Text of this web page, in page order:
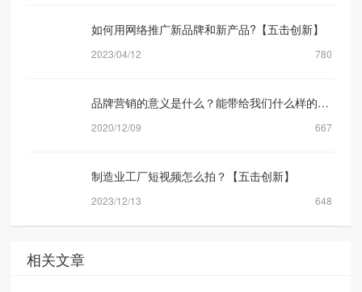
如何用网络推广新品牌和新产品?【五击创新】
2023/04/12 780
品牌营销的意义是什么？能带给我们什么样的转化？
2020/12/09 667
制造业工厂短视频怎么拍？【五击创新】
2023/12/13 648
相关文章